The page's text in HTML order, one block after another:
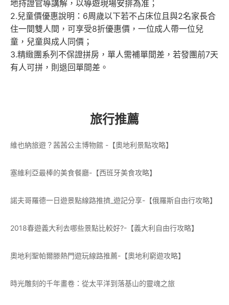
地持證官導講解，以導遊現場安排為准；
2.兒童價優惠說明：6周歲以下若不占床位且與2名家長合
住一間雙人間，可享受8折優惠價，一位成人帶一位兒
童，兒童與成人同價；
3.精緻團系列不保證拼房，單人需補單間差，若發團前7天
有人可拼，則退回單間差。
旅行推薦
維也納旅遊？茜茜公主博物館 -【奧地利景點攻略】
塞維利亞最棒的美食餐廳-【西班牙美食攻略】
諾夫哥羅德一日遊景點線路推擠_遊記分享-【俄羅斯自由行攻略】
2018春遊義大利去哪些景點比較好?-【義大利自由行攻略】
奧地利聖帕爾滕熱門遊玩線路推薦-【奧地利窮遊攻略】
時光雕刻的千年畫卷：從太平洋到落基山的靈魂之旅